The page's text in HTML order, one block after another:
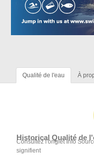
Qualité de l'eau À
Historical Qualité de
Consultez l'onglet Info
signifient